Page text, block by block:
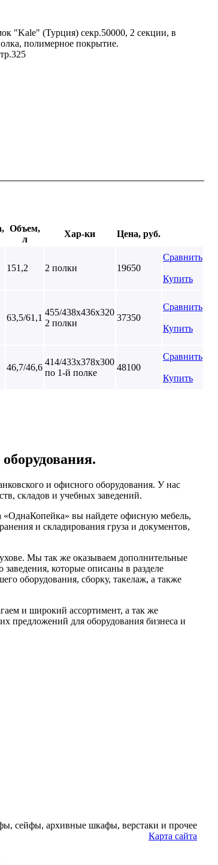
"Kale" (Турция) секр.50000, 2 секции, в
полимерное покрытие.
Объем,
л
Хар-ки Цена, руб.
151,2 2 полки 19650
Сравнить
Купить
63,5/61,1
455/438х436х320
2 полки
37350
Сравнить
Купить
46,7/46,6
414/433х378х300
по 1-й полке
48100
Сравнить
Купить
и офисного оборудования. У нас
складов и учебных заведений.
«ОднаКопейка» вы найдете офисную мебель,
и складирования груза и документов,
Мы так же оказываем дополнительные
заведения, которые описаны в разделе
оборудования, сборку, такелаж, а также
и широкий ассортимент, а так же
предложений для оборудования бизнеса и
сейфы, архивные шкафы, верстаки и прочее
Карта сайта